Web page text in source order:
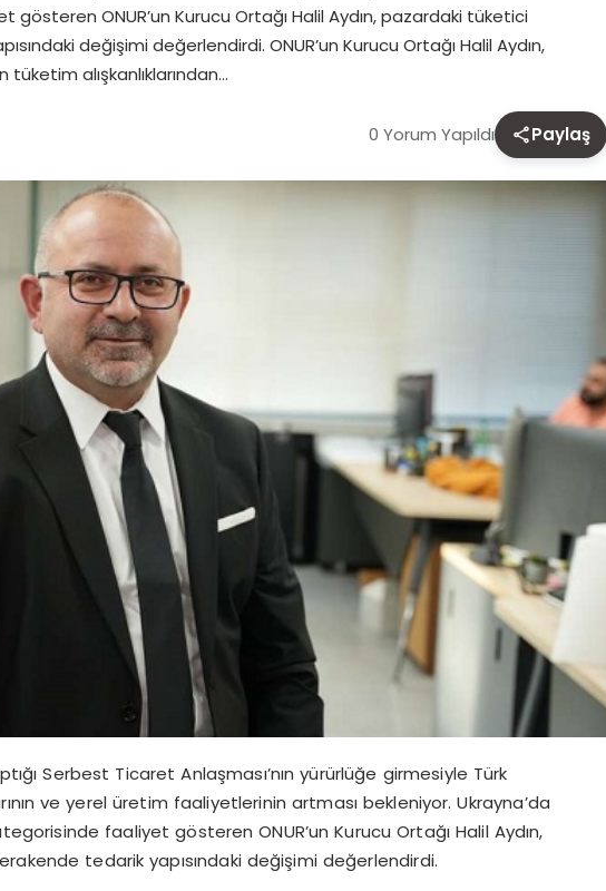
ONUR’un Kurucu Ortağı Halil Aydın, pazardaki tüketici
değişimi değerlendirdi. ONUR’un Kurucu Ortağı Halil Aydın,
alışkanlıklarından…
0 Yorum Yapıldı Paylaş
Serbest Ticaret Anlaşması’nın yürürlüğe girmesiyle Türk
ve yerel üretim faaliyetlerinin artması bekleniyor. Ukrayna’da
faaliyet gösteren ONUR’un Kurucu Ortağı Halil Aydın,
tedarik yapısındaki değişimi değerlendirdi.